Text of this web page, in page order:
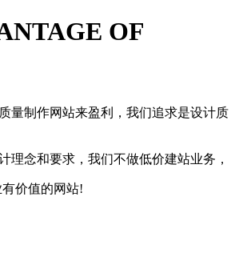
OF
量制作网站来盈利，我们追求是设计质
理念和要求，我们不做低价建站业务，
价值的网站!